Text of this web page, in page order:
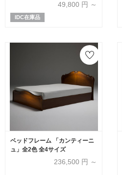
49,800 円 ～
IDC在庫品
ベッドフレーム 「カンティーニ
ュ」全2色 全4サイズ
236,500 円 ～